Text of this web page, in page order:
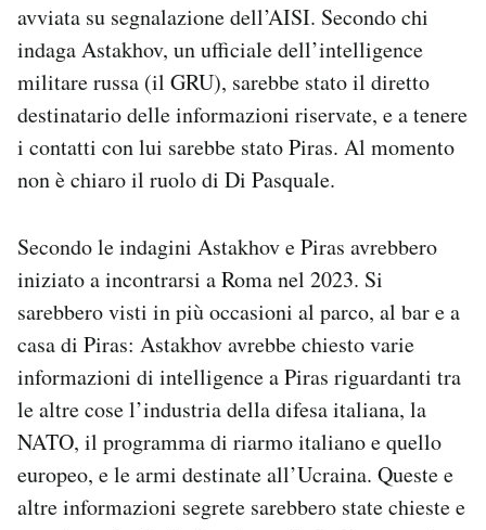
avviata su segnalazione dell’AISI. Secondo chi
indaga Astakhov, un ufficiale dell’intelligence
militare russa (il GRU), sarebbe stato il diretto
destinatario delle informazioni riservate, e a tenere
i contatti con lui sarebbe stato Piras. Al momento
non è chiaro il ruolo di Di Pasquale.
Secondo le indagini Astakhov e Piras avrebbero
iniziato a incontrarsi a Roma nel 2023. Si
sarebbero visti in più occasioni al parco, al bar e a
casa di Piras: Astakhov avrebbe chiesto varie
informazioni di intelligence a Piras riguardanti tra
le altre cose l’industria della difesa italiana, la
NATO, il programma di riarmo italiano e quello
europeo, e le armi destinate all’Ucraina. Queste e
altre informazioni segrete sarebbero state chieste e